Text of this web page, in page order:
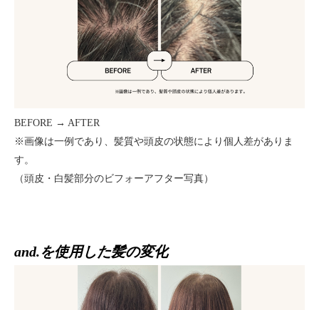
BEFORE → AFTER
※画像は一例であり、髪質や頭皮の状態により個人差がありま
す。
（頭皮・白髪部分のビフォーアフター写真）
and.を使用した髪の変化